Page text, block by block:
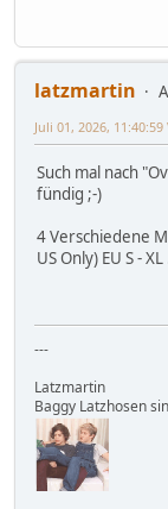
latzmartin
Juli 01, 2026, 11:40:59
Such mal nach
fündig ;-)
4 Verschiedene
US Only) EU S - XL
---
Latzmartin
Baggy Latzhosen